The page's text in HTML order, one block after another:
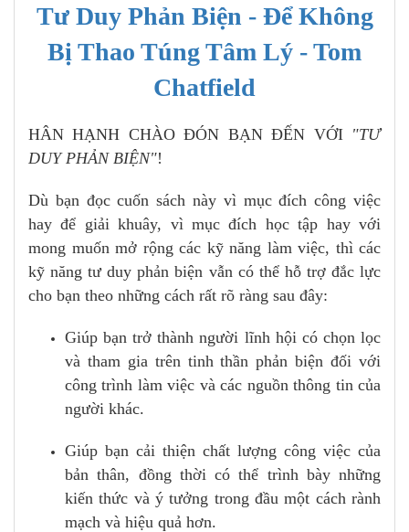
Tư Duy Phản Biện - Để Không
Bị Thao Túng Tâm Lý - Tom
Chatfield
HÂN HẠNH CHÀO ĐÓN BẠN ĐẾN VỚI "TƯ
DUY PHẢN BIỆN"!
Dù bạn đọc cuốn sách này vì mục đích công việc
hay để giải khuây, vì mục đích học tập hay với
mong muốn mở rộng các kỹ năng làm việc, thì các
kỹ năng tư duy phản biện vẫn có thể hỗ trợ đắc lực
cho bạn theo những cách rất rõ ràng sau đây:
Giúp bạn trở thành người lĩnh hội có chọn lọc
và tham gia trên tinh thần phản biện đối với
công trình làm việc và các nguồn thông tin của
người khác.
Giúp bạn cải thiện chất lượng công việc của
bản thân, đồng thời có thể trình bày những
kiến thức và ý tưởng trong đầu một cách rành
mạch và hiệu quả hơn.